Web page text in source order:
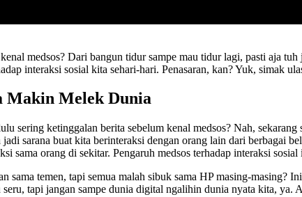
medsos? Dari bangun tidur sampe mau tidur lagi, pasti aja
interaksi sosial kita sehari-hari. Penasaran, kan? Yuk, simak
Makin Melek Dunia
sering ketinggalan berita sebelum kenal medsos? Nah,
sarana buat kita berinteraksi dengan orang lain dari berbagai
sama orang di sekitar. Pengaruh medsos terhadap interaksi
sama temen, tapi semua malah sibuk sama HP masing-masing?
tapi jangan sampe dunia digital ngalihin dunia nyata kita,